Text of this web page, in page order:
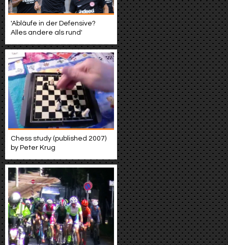
'Abläufe in der Defensive?
Alles andere als rund'
Chess study (published 2007)
by Peter Krug